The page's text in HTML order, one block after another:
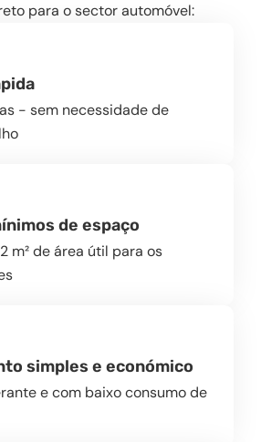
para o sector automóvel:
- sem necessidade de
de espaço
m² de área útil para os
simples e económico
e com baixo consumo de